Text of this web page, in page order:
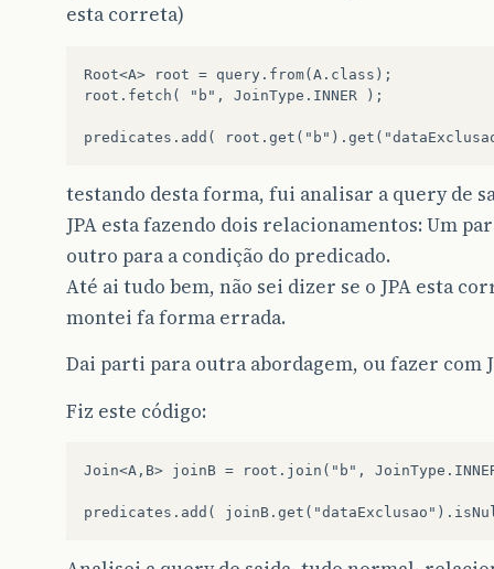
esta correta)
Root<A> root = query.from(A.class);
root.fetch( "b", JoinType.INNER );
testando desta forma, fui analisar a query de
JPA esta fazendo dois relacionamentos: Um
outro para a condição do predicado.
Até ai tudo bem, não sei dizer se o JPA esta
montei fa forma errada.
Dai parti para outra abordagem, ou fazer com
Fiz este código:
Join<A,B> joinB = root.join("b",